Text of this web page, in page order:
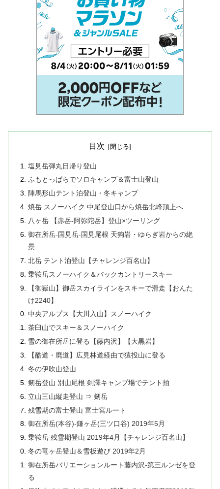
目次
塩見岳弾丸日帰り登山
ふもとっぱらでソロキャンプ＆富士山登山
陣馬形山テント泊登山・冬キャンプ
焼岳 スノーハイク 中尾登山口から焼岳北峰頂上へ
八ヶ岳 【赤岳-阿弥陀岳】登山×ツーリング
御在所岳-国見岳-国見尾根 天狗岩・ゆらぎ岩からの絶
景
北岳 テント泊登山【チャレンジ百名山】
乗鞍岳スノーハイク＆バックカントリースキー
【御嶽山】御岳スカイラインをスキーで滑走【おんた
け2240】
中央アルプス【大川入山】スノーハイク
茶臼山でスキー＆スノーハイク
雪の御在所岳に登る【藤内沢】【大黒岩】
【酷道・廃道】広見林道経由で猿投山に登る
冬の伊吹山登山
剱岳登山 別山尾根 剣澤キャンプ場でテント拍
立山三山縦走登山 ⇒ 剱岳
残雪期の富士登山 富士宮ルート
御在所岳(本谷)-鎌ヶ岳(三ツ口谷) 2019年5月
乗鞍岳 残雪期登山 2019年4月【チャレンジ百名山】
冬の竜ヶ岳登山＆雪板遊び 2019年2月
御在所岳バリエーションルート藤内沢-第三ルンゼを登
る